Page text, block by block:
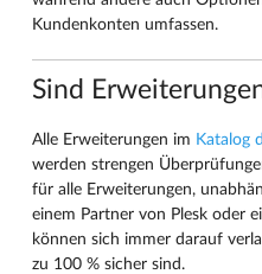
Kundenkonten umfassen.
Sind
Alle Erweiterungen im Katalog
werden strengen
für alle Erweiterungen,
einem Partner von Plesk oder
können sich immer darauf
zu 100 % sicher sind.